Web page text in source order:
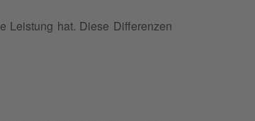
Leistung hat. Diese Differenzen